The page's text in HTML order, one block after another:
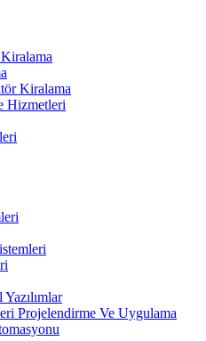
Kiralama
Hizmetleri
Projelendirme Ve Uygulama